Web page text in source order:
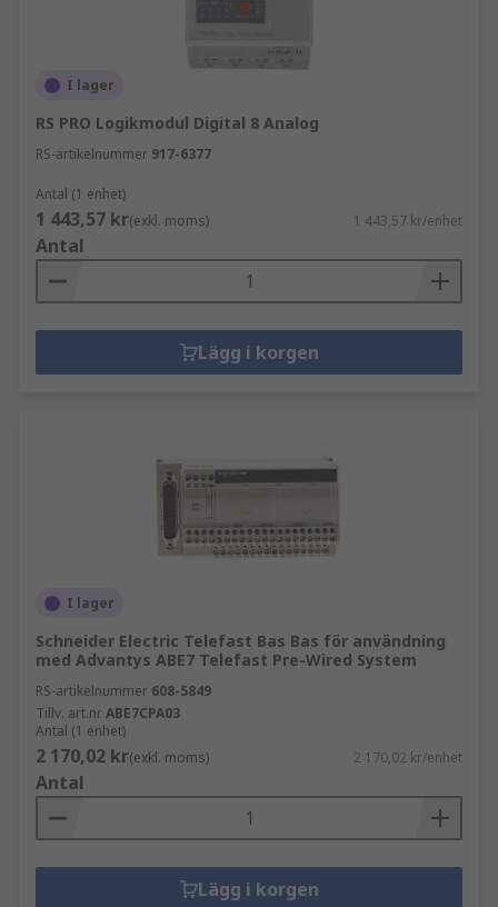
I lager
RS PRO Logikmodul Digital 8 Analog
RS-artikelnummer 917-6377
Antal (1 enhet)
1 443,57 kr(exkl. moms) 1 443,57 kr/enhet
Antal
Lägg i korgen
I lager
Schneider Electric Telefast Bas Bas för användning
med Advantys ABE7 Telefast Pre-Wired System
RS-artikelnummer 608-5849
Tillv. art.nrABE7CPA03
Antal (1 enhet)
2 170,02 kr(exkl. moms) 2 170,02 kr/enhet
Antal
Lägg i korgen